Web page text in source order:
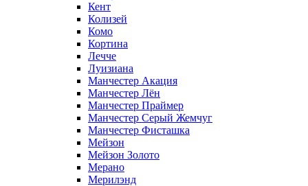
Кент
Колизей
Комо
Кортина
Лечче
Луизиана
Манчестер Акация
Манчестер Лён
Манчестер Праймер
Манчестер Серый Жемчуг
Манчестер Фисташка
Мейзон
Мейзон Золото
Мерано
Мерилэнд